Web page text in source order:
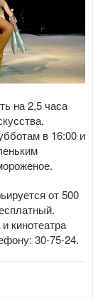
на 2,5 часа
в 16:00 и
от 500
кинотеатра
30-75-24.